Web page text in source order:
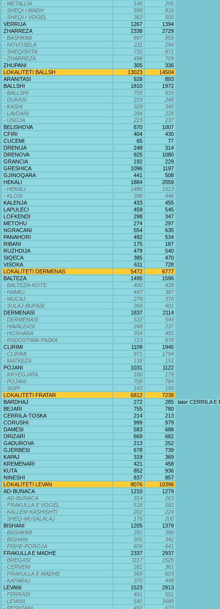
- METALLIA
146
205
- SHEQI I MADH
599
816
- SHEQI I VOGEL
363
505
VERRIJA
1267
1394
ZHARREZA
2338
2729
- BASHKIMI
897
855
- NOVOSELA
211
294
- SHEQISHTA
732
871
- ZHARREZA
498
709
ZHUPANI
305
336
LOKALITETI BALLSH
13023
14504
ARANITASI
928
893
BALLSHI
1810
1972
- BALLSHI
755
919
- DUKASI
219
248
- KASHI
329
340
- LAVDANI
284
228
- USOJA
223
237
BELISHOVA
870
1007
CFIRI
404
430
CUCEMI
65
77
DRENIJA
248
314
DRENOVA
925
1080
GRANCIA
192
229
GRESHICA
1096
1197
GJINOQARA
441
508
HEKALI
1884
2059
- HEKALI
1486
1613
- KLOSI
398
446
KALENJA
433
455
LAPULECI
459
545
LOFKENDI
298
347
METOHU
274
297
NGRACANI
554
635
PANAHORI
492
534
RIBANI
175
187
RUZHDIJA
479
540
SIQECA
385
470
VISOKA
611
728
LOKALITETI DERMENAS
5472
6777
BALTEZA
1495
1596
- BALTEZA-KOTE
400
438
- HAMILI
447
387
- MUCAJ
279
370
- SULAJ-BUFASI
369
401
DERMENASI
1837
2114
- DERMENASI
522
544
- HAVALEASI
248
237
- HOXHARA
354
455
- RADOSTIMA-FASKA
713
878
CLIRIMI
1109
1945
- CLIRIMI
971
1794
- MATKEZA
138
151
POJANI
1031
1122
- KRYEGJATA
180
179
- POJANI
708
784
- SOPI
143
159
LOKALITETI FRATAR
6812
7238
BARDHAJ
272 285
later CERRILA E
BEJARI
755
780
CERRILA-TOSKA
214
213
CORUSHI
999
979
DAMESI
583
688
DRIZARI
669
682
GADUROVA
213
252
GJERBESI
678
739
KAPAJ
319
369
KREMENARI
421
458
KUTA
852
936
NINESHI
837
857
LOKALITETI LEVAN
8076
10396
AD-BUNACA
1210
1279
- AD-BUNACA
314
263
- FRAKULLA E VOGEL
518
592
- KALLEM-KASHISHTI
202
224
- SHEQ-MUSALALAJ
176
200
BISHANI
1205
1379
- BASHKIMI
291
396
- BISHANI
305
342
- PISHE-POROJA
609
641
FRAKULLA E MADHE
2337
2937
- BREGASI
1117
1525
- CERVENI
281
361
- FRAKULLA E MADHE
569
603
- KAFARAJ
370
448
LEVANI
1523
2913
- FERRASI
491
551
- LEVANI
540
1689